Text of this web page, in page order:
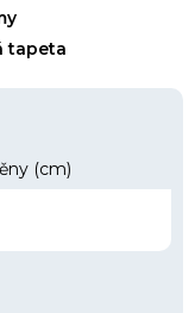
tapeta
(cm)